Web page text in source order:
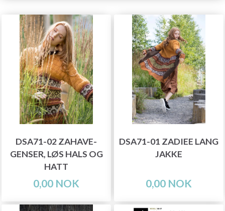
DSA71-02 ZAHAVE-
GENSER, LØS HALS OG
HATT
0,00 NOK
DSA71-01 ZADIEE LANG
JAKKE
0,00 NOK